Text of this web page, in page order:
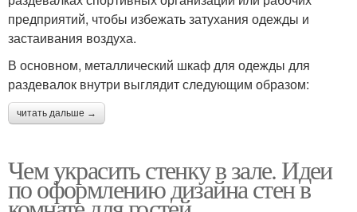
предприятий, чтобы избежать затухания одежды и
застаивания воздуха.
В основном, металлический шкаф для одежды для
раздевалок внутри выглядит следующим образом:
читать дальше →
Чем украсить стенку в зале. Идеи
по оформлению дизайна стен в